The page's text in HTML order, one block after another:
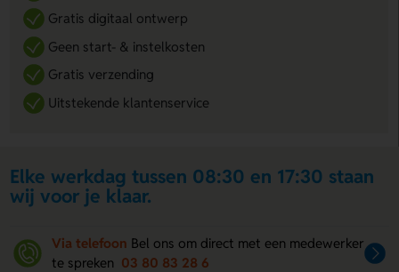
Gratis digitaal ontwerp
Geen start- & instelkosten
Gratis verzending
Uitstekende klantenservice
Elke werkdag tussen 08:30 en 17:30 staan
wij voor je klaar.
Via telefoon Bel ons om direct met een medewerker
te spreken 03 80 83 28 6